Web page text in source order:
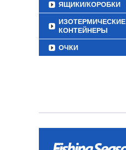
ЯЩИКИ/КОРОБКИ
ИЗОТЕРМИЧЕСКИЕ
КОНТЕЙНЕРЫ
ОЧКИ